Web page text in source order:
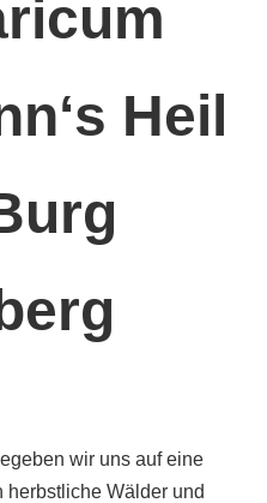
Heil
wir uns auf eine
herbstliche Wälder und